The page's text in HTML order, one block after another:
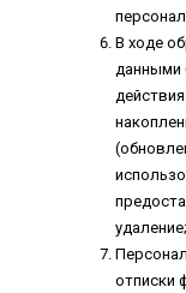
В ходе
данными
отписки